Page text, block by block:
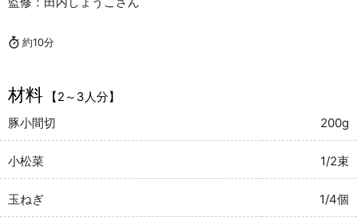
約10分
材料
【2～3人分】
豚小間切
200g
小松菜 1/2束
玉ねぎ 1/4個